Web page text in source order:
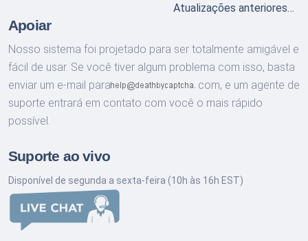
Atualizações anteriores…
Apoiar
Nosso sistema foi projetado para ser totalmente amigável e
fácil de usar. Se você tiver algum problema com isso, basta
enviar um e-mail para
com, e um agente de
suporte entrará em contato com você o mais rápido
possível.
Suporte ao vivo
Disponível de segunda a sexta-feira (10h às 16h EST)